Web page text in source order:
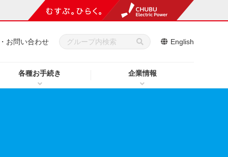
各種お手続き 企業情報
お問い合わせ English